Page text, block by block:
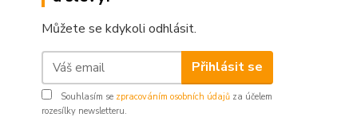
Můžete se kdykoli odhlásit.
Přihlásit se
Souhlasím se zpracováním osobních údajů za účelem
rozesílky newsletteru.